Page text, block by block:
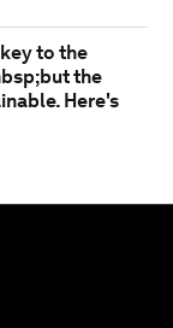
to the
the
Here's